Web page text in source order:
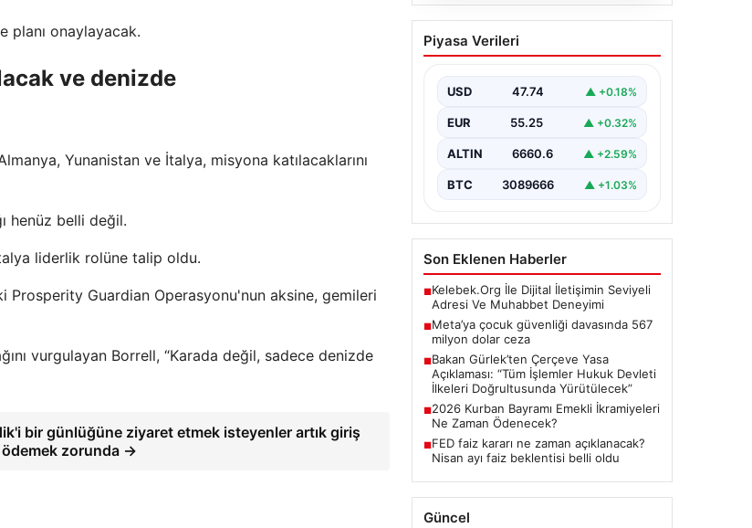
planı onaylayacak.
ve denizde
Yunanistan ve İtalya, misyona katılacaklarını
henüz belli değil.
liderlik rolüne talip oldu.
Guardian Operasyonu'nun aksine, gemileri
vurgulayan Borrell, “Karada değil, sadece denizde
bir günlüğüne ziyaret etmek isteyenler artık giriş
zorunda →
Meta’ya çocuk güvenliği
davasında 567 milyon
Piyasa Verileri
USD 47.74 ▲ +0.18%
EUR 55.25 ▲ +0.32%
ALTIN 6660.6 ▲ +2.59%
BTC 3089666 ▲ +1.03%
Son Eklenen Haberler
■Kelebek.Org İle Dijital İletişimin Seviyeli
Adresi Ve Muhabbet Deneyimi
■Meta’ya çocuk güvenliği davasında 567
milyon dolar ceza
■Bakan Gürlek’ten Çerçeve Yasa
Açıklaması: “Tüm İşlemler Hukuk Devleti
İlkeleri Doğrultusunda Yürütülecek”
■2026 Kurban Bayramı Emekli İkramiyeleri
Ne Zaman Ödenecek?
■FED faiz kararı ne zaman açıklanacak?
Nisan ayı faiz beklentisi belli oldu
Güncel